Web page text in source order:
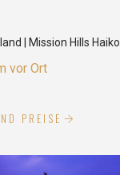
| Mission Hills
vor Ort
PREISE